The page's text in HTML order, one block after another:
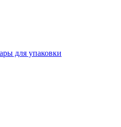
для упаковки